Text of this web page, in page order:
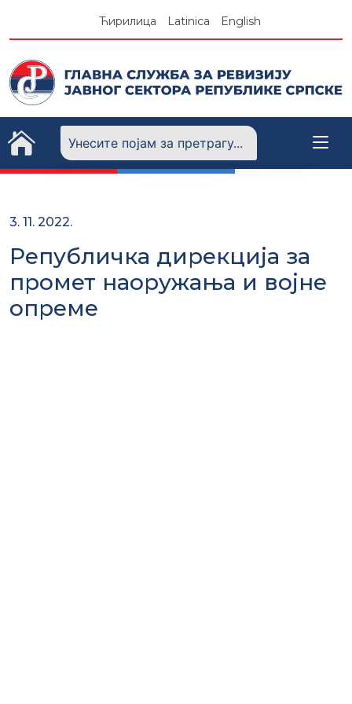
Ћирилица Latinica English
3. 11. 2022.
Републичка дирекција за
промет наоружања и војне
опреме